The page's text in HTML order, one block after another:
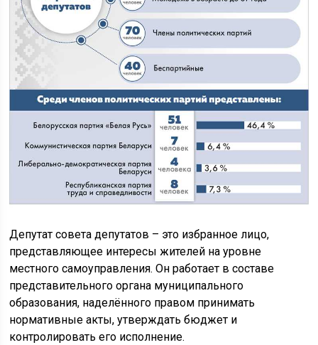
Депутат совета депутатов – это избранное лицо,
представляющее интересы жителей на уровне
местного самоуправления. Он работает в составе
представительного органа муниципального
образования, наделённого правом принимать
нормативные акты, утверждать бюджет и
контролировать его исполнение.